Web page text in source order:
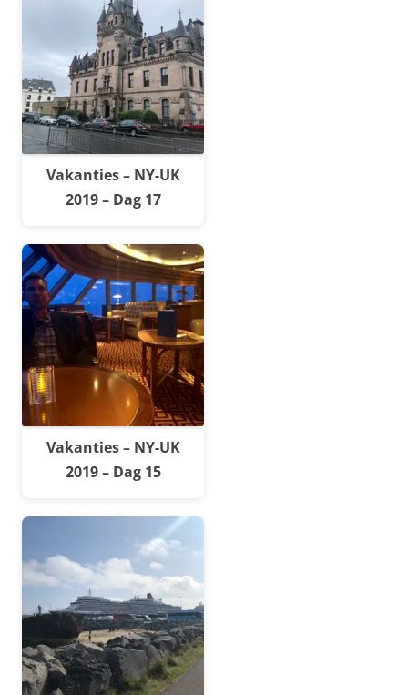
Vakanties – NY-UK
2019 – Dag 17
Vakanties – NY-UK
2019 – Dag 15